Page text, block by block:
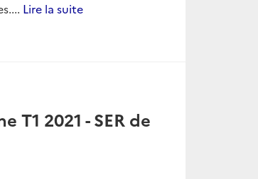
Lire la suite
2021 - SER de